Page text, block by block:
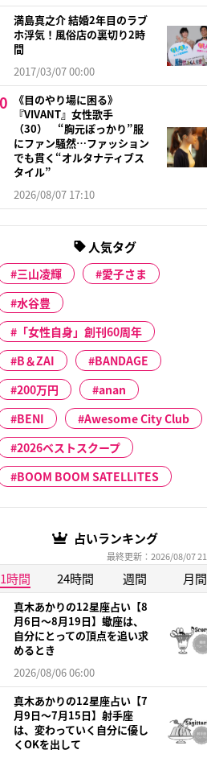
満島真之介 結婚2年目のラブ
ホ浮気！風俗店の裏切り2時
間
2017/03/07 00:00
《目のやり場に困る》
『VIVANT』女性歌手
（30） “胸元ぽっかり”服
にファン騒然…ファッション
でも貫く“オルタナティブス
タイル”
2026/08/07 17:10
人気タグ
三山凌輝
愛子さま
水谷豊
「女性自身」創刊60周年
B＆ZAI
BANDAGE
200万円
anan
BENI
Awesome City Club
2026ベストスクープ
BOOM BOOM SATELLITES
占いランキング
最終更新：2026/08/07
1時間 24時間 週間 月間
真木あかりの12星座占い【8
月6日～8月19日】蠍座は、
自分にとっての頂点を追い求
めるとき
2026/08/06 06:00
真木あかりの12星座占い【7
月9日〜7月15日】射手座
は、変わっていく自分に優し
くOKを出して